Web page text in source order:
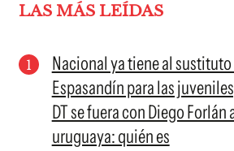
LAS MÁS LEÍDAS
Nacional ya tiene al
Espasandín para las
DT se fuera con Diego Forlán
uruguaya: quién es